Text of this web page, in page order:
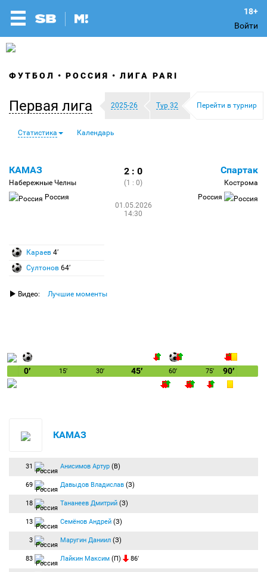
Войти
ФУТБОЛ РОССИЯ ЛИГА PARI
Первая лига 2025-26 Тур 32 Перейти в турнир
Статистика Календарь
КАМАЗ
Набережные Челны
Россия
2 : 0
(1 : 0)
01.05.2026
14:30
Спартак
Кострома
Россия
Караев 4′
Султонов 64′
Видео: Лучшие моменты
0′ 15′ 30′ 45′ 60′ 75′ 90′
КАМАЗ
31 Анисимов Артур (В)
69 Давыдов Владислав (З)
18 Тананеев Дмитрий (З)
13 Семёнов Андрей (З)
3 Маругин Даниил (З)
83 Лайкин Максим (П) 86′